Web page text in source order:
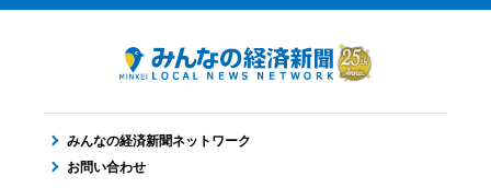
みんなの経済新聞ネットワーク
お問い合わせ